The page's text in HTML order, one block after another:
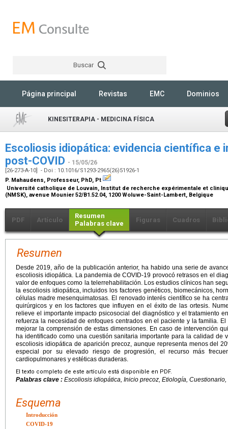
Buscar
Página principal Revistas EMC Dominios
KINESITERAPIA - MEDICINA FÍSICA
Escoliosis idiopática: evidencia científica e
post-COVID - 15/05/26
[26-273-A-10] - Doi : 10.1016/S1293-2965(26)51926-1
P. Mahaudens, Professeur, PhD, Pt
Université catholique de Louvain, Institut de recherche expérimentale et
(NMSK), avenue Mounier 52/B1.52.04, 1200 Woluwe-Saint-Lambert, Belgique
PDF Artículo
Resumen
Palabras clave
Figuras Cuadros
Resumen
Desde 2019, año de la publicación anterior, ha habido una serie de
escoliosis idiopática. La pandemia de COVID-19 provocó retrasos en el
valor de enfoques como la telerrehabilitación. Los estudios clínicos han
la escoliosis idiopática, incluidos los factores genéticos, biomecánicos,
células madre mesenquimatosas. El renovado interés científico se ha
quirúrgicos y en los factores que influyen en el éxito de las ortesis.
relieve el importante impacto psicosocial del diagnóstico y el tratamiento
refuerza la necesidad de enfoques centrados en el paciente y la familia.
mejorar la comprensión de estas dimensiones. En caso de intervención
ha identificado como una cuestión sanitaria importante para la calidad de
escoliosis idiopática de aparición precoz, aunque representa menos del
especial por su elevado riesgo de progresión, el recurso más
cardiopulmonares y estéticas duraderas.
El texto completo de este artículo está disponible en PDF.
Palabras clave : Escoliosis idiopática, Inicio precoz, Etiología,
Esquema
Introducción
COVID-19